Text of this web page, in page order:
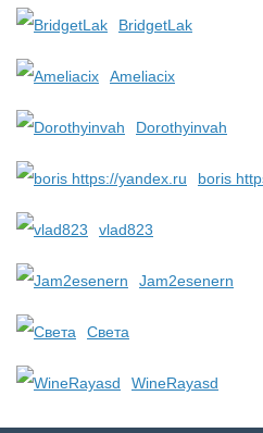
BridgetLak
Ameliacix
Dorothyinvah
boris
vlad823
Jam2esenern
Света
WineRayasd